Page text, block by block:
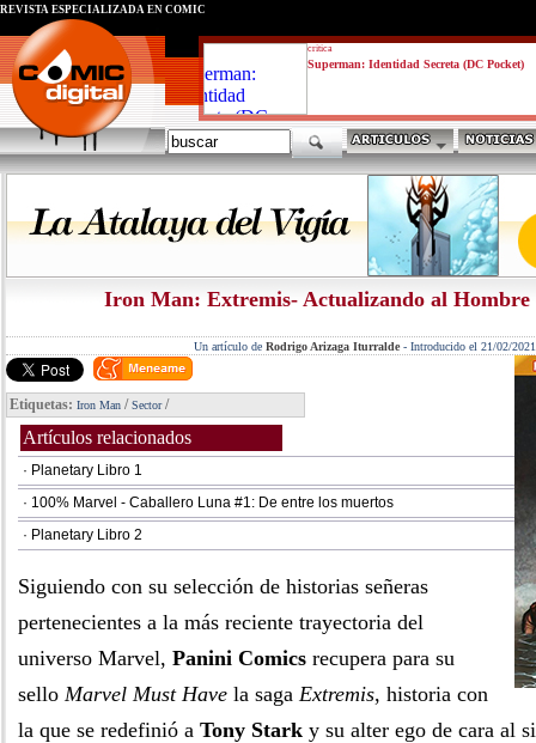
critica
Superman: Identidad Secreta (DC Pocket)
REVISTA ESPECIALIZADA EN CÓMIC
Iron Man: Extremis- Actualizando al
Un artículo de Rodrigo Arizaga Iturralde - Introducido el 21/02/2021
Etiquetas: Iron Man /Sector/
Artículos relacionados
· Planetary Libro 1
· 100% Marvel - Caballero Luna #1: De entre los muertos
· Planetary Libro 2
Siguiendo con su selección de historias señeras
pertenecientes a la más reciente trayectoria del
universo Marvel, Panini Comics recupera para su
sello Marvel Must Have la saga Extremis, historia con
la que se redefinió a Tony Stark y su alter ego de cara al